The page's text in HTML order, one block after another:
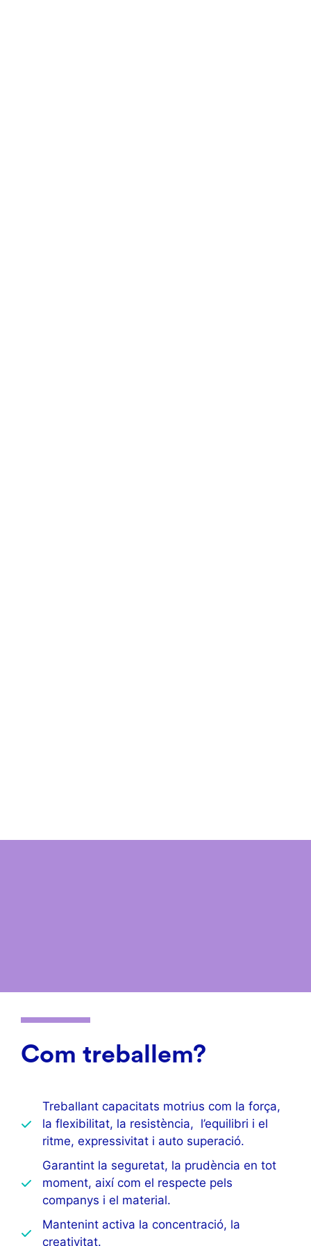
Com treballem?
Treballant capacitats motrius com la força,
la flexibilitat, la resistència, l’equilibri i el
ritme, expressivitat i auto superació.
Garantint la seguretat, la prudència en tot
moment, així com el respecte pels
companys i el material.
Mantenint activa la concentració, la
creativitat.